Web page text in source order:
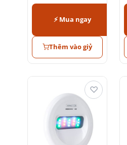
⚡ Mua ngay
Thêm vào giỷ
♡